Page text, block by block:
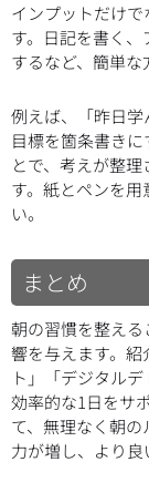
インプットだけ
す。日記を書く
するなど、簡単な
例えば、「昨日
目標を箇条書き
とで、考えが整
す。紙とペンを
い。
まとめ
朝の習慣を整え
響を与えます。
ト」「デジタル
効率的な1日をサ
て、無理なく朝
力が増し、より良